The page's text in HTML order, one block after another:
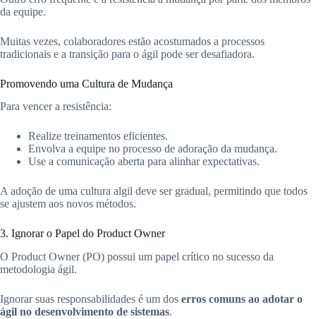
da equipe.
Muitas vezes, colaboradores estão acostumados a processos
tradicionais e a transição para o ágil pode ser desafiadora.
Promovendo uma Cultura de Mudança
Para vencer a resistência:
Realize treinamentos eficientes.
Envolva a equipe no processo de adoração da mudança.
Use a comunicação aberta para alinhar expectativas.
A adoção de uma cultura algil deve ser gradual, permitindo que todos
se ajustem aos novos métodos.
3. Ignorar o Papel do Product Owner
O Product Owner (PO) possui um papel crítico no sucesso da
metodologia ágil.
Ignorar suas responsabilidades é um dos erros comuns ao adotar o
ágil no desenvolvimento de sistemas.